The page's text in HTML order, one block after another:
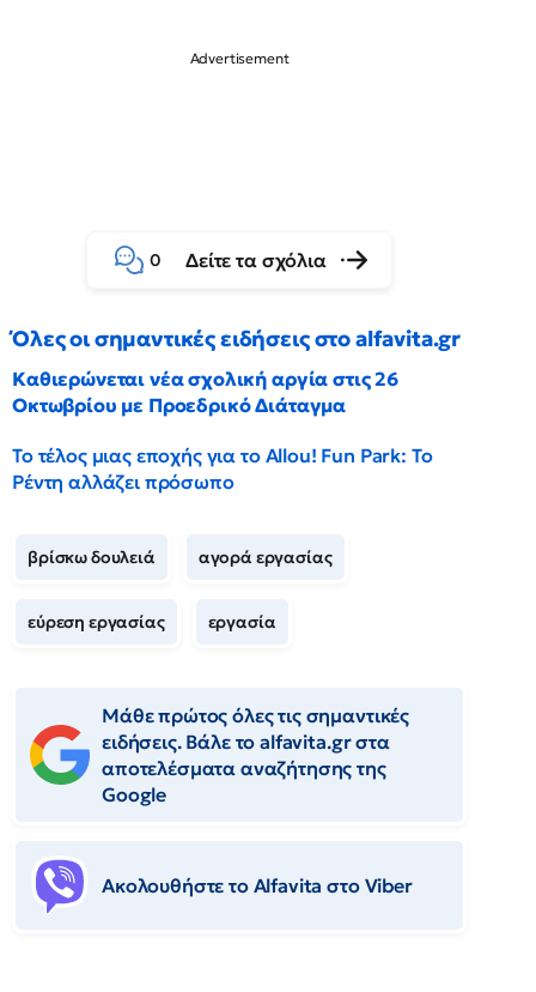
0 Δείτε τα σχόλια
Όλες οι σημαντικές ειδήσεις στο alfavita.gr
Καθιερώνεται νέα σχολική αργία στις 26
Οκτωβρίου με Προεδρικό Διάταγμα
Το τέλος μιας εποχής για το Allou! Fun Park: Το
Ρέντη αλλάζει πρόσωπο
βρίσκω δουλειά αγορά εργασίας
εύρεση εργασίας εργασία
Μάθε πρώτος όλες τις σημαντικές
ειδήσεις. Βάλε το alfavita.gr στα
αποτελέσματα αναζήτησης της
Google
Ακολουθήστε το Αlfavita στο Viber